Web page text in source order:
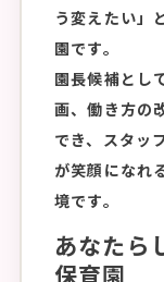
う変えたい」
園です。
園長候補とし
画、働き方の
でき、スタッ
が笑顔になれ
境です。
あなたら
保育園